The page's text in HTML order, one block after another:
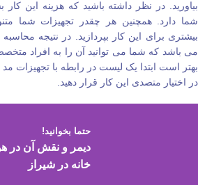
بیاورید. در نظر داشته باشید که هزینه این کار
شما دارد. همچنین هر چقدر تجهیزات شما
بیشتری برای این کار بپردازید. در نتیجه
می‌ باشد که شما می‌ توانید آن را به افراد
بهتر است ابتدا یک لیست در رابطه با تجهیزات
در اختیار متصدی این کار قرار دهید.
حتما بخوانید!
دیمر و نقش آن در
خانه در شیراز